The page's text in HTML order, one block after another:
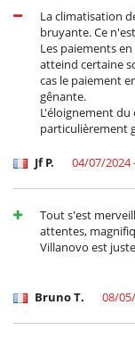
La climatisation
bruyante. Ce
Les paiements
atteind certaine
cas le paiement
gênante.
L'éloignement du
particulièrement
Jf P. 04/07/2024
Tout s'est
attentes,
Villanovo est
Bruno T. 08/